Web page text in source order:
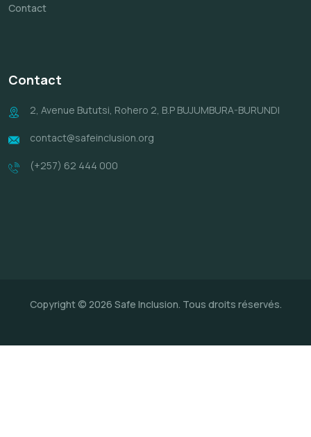
Contact
Contact
2, Avenue Bututsi, Rohero 2, B.P BUJUMBURA-BURUNDI
contact@safeinclusion.org
(+257) 62 444 000
Copyright © 2026 Safe Inclusion. Tous droits réservés.